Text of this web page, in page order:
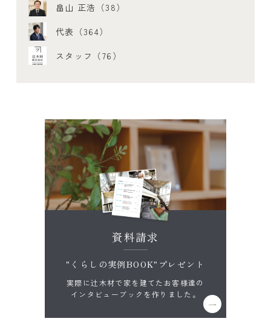
畠山 正浩（38）
代表（364）
スタッフ（76）
資料請求
"くらしの実例BOOK"プレゼント
実際に辻木材で家を建てたお客様達の
インタビューブックを作りました。